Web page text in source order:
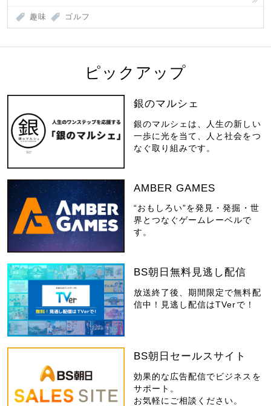
趣味 ゴルフ
ピックアップ
銀のマルシェ
銀のマルシェは、人生の新しい
一歩に光を当て、人と社会をつ
なぐ取り組みです。
AMBER GAMES
“おもしろい”を発見・発掘・世
界とつなぐゲームレーベルで
す。
BS朝日無料見逃し配信
放送終了後、期間限定で無料配
信中！見逃し配信はTVerで！
BS朝日セールスサイト
効果的な広告配信でビジネスを
サポート。
お気軽にご相談ください。